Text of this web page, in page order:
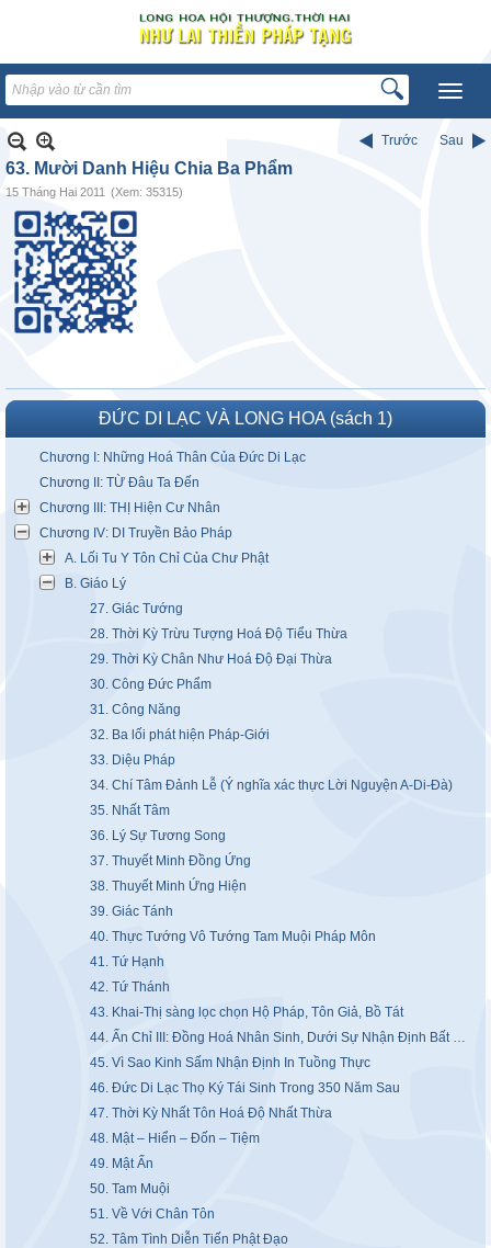
Trước Sau
63. Mười Danh Hiệu Chia Ba Phẩm
15 Tháng Hai 2011 (Xem: 35315)
ĐỨC DI LẠC VÀ LONG HOA (sách 1)
Chương I: Những Hoá Thân Của Đức Di Lạc
Chương II: TỪ Đâu Ta Đến
Chương III: THỊ Hiện Cư Nhân
Chương IV: DI Truyền Bảo Pháp
A. Lối Tu Y Tôn Chỉ Của Chư Phật
B. Giáo Lý
27. Giác Tướng
28. Thời Kỳ Trừu Tượng Hoá Độ Tiểu Thừa
29. Thời Kỳ Chân Như Hoá Độ Đại Thừa
30. Công Đức Phẩm
31. Công Năng
32. Ba lối phát hiện Pháp-Giới
33. Diệu Pháp
34. Chí Tâm Đảnh Lễ (Ý nghĩa xác thực Lời Nguyện A-Di-Đà)
35. Nhất Tâm
36. Lý Sự Tương Song
37. Thuyết Minh Đồng Ứng
38. Thuyết Minh Ứng Hiện
39. Giác Tánh
40. Thực Tướng Vô Tướng Tam Muội Pháp Môn
41. Tứ Hạnh
42. Tứ Thánh
43. Khai-Thị sàng lọc chọn Hộ Pháp, Tôn Giả, Bồ Tát
44. Ấn Chỉ III: Đồng Hoá Nhân Sinh, Dưới Sự Nhận Định Bất Đồng
45. Vì Sao Kinh Sấm Nhận Định In Tuồng Thực
46. Đức Di Lạc Thọ Ký Tái Sinh Trong 350 Năm Sau
47. Thời Kỳ Nhất Tôn Hoá Độ Nhất Thừa
48. Mật – Hiển – Đốn – Tiệm
49. Mật Ấn
50. Tam Muội
51. Về Với Chân Tôn
52. Tâm Tình Diễn Tiến Phật Đạo